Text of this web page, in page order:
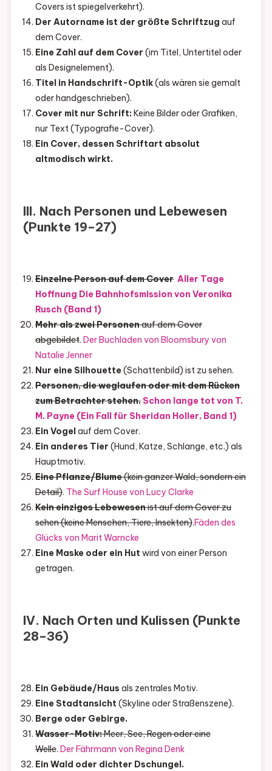
Covers ist spiegelverkehrt).
Der Autorname ist der größte Schriftzug auf
dem Cover.
Eine Zahl auf dem Cover (im Titel, Untertitel oder
als Designelement).
Titel in Handschrift-Optik(als wären sie gemalt
oder handgeschrieben).
Cover mit nur Schrift: Keine Bilder oder Grafiken,
nur Text (Typografie-Cover).
Ein Cover, dessen Schriftart absolut
altmodisch wirkt.
III. Nach Personen und Lebewesen
(Punkte 19–27)
Einzelne Person auf dem Cover Aller Tage
Hoffnung Die Bahnhofsmission von Veronika
Rusch (Band 1)
Mehr als zwei Personenauf dem Cover
abgebildet. Der Buchladen von Bloomsbury von
Natalie Jenner
Nur eine Silhouette(Schattenbild) ist zu sehen.
Personen, die weglaufen oder mit dem Rücken
zum Betrachter stehen.Schon lange tot von T.
M. Payne (Ein Fall für Sheridan Holler, Band 1)
Ein Vogelauf dem Cover.
Ein anderes Tier (Hund, Katze, Schlange, etc.) als
Hauptmotiv.
Eine Pflanze/Blume(kein ganzer Wald, sondern ein
Detail). The Surf House von Lucy Clarke
Kein einziges Lebewesenist auf dem Cover zu
sehen (keine Menschen, Tiere, Insekten).Fäden des
Glücks von Marit Warncke
Eine Maske oder ein Hut wird von einer Person
getragen.
IV. Nach Orten und Kulissen (Punkte
28–36)
Ein Gebäude/Haus als zentrales Motiv.
Eine Stadtansicht (Skyline oder Straßenszene).
Berge oder Gebirge.
Wasser-Motiv:Meer, See, Regen oder eine
Welle. Der Fährmann von Regina Denk
Ein Wald oder dichter Dschungel.